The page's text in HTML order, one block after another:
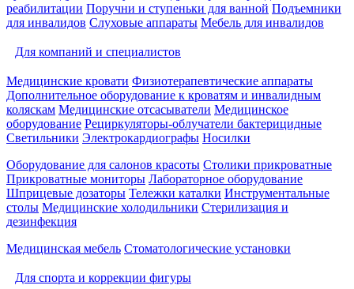
реабилитации Поручни и ступеньки для ванной Подъемники
для инвалидов Слуховые аппараты Мебель для инвалидов
Для компаний и специалистов
Медицинские кровати Физиотерапевтические аппараты
Дополнительное оборудование к кроватям и инвалидным
коляскам Медицинские отсасыватели Медицинское
оборудование Рециркуляторы-облучатели бактерицидные
Светильники Электрокардиографы Носилки
Оборудование для салонов красоты Столики прикроватные
Прикроватные мониторы Лабораторное оборудование
Шприцевые дозаторы Тележки каталки Инструментальные
столы Медицинские холодильники Стерилизация и
дезинфекция
Медицинская мебель Стоматологические установки
Для спорта и коррекции фигуры